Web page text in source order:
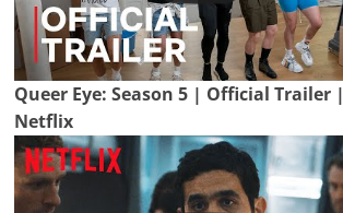
Queer Eye: Season 5 | Official Trailer |
Netflix